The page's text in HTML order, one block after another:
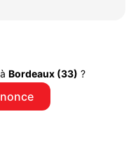
Bordeaux (33) ?